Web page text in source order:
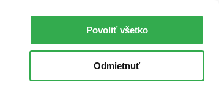
Povoliť všetko
Odmietnuť